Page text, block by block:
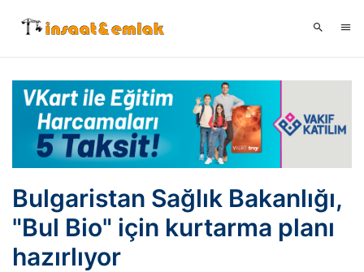
Bulgaristan Sağlık Bakanlığı,
"Bul Bio" için kurtarma planı
hazırlıyor